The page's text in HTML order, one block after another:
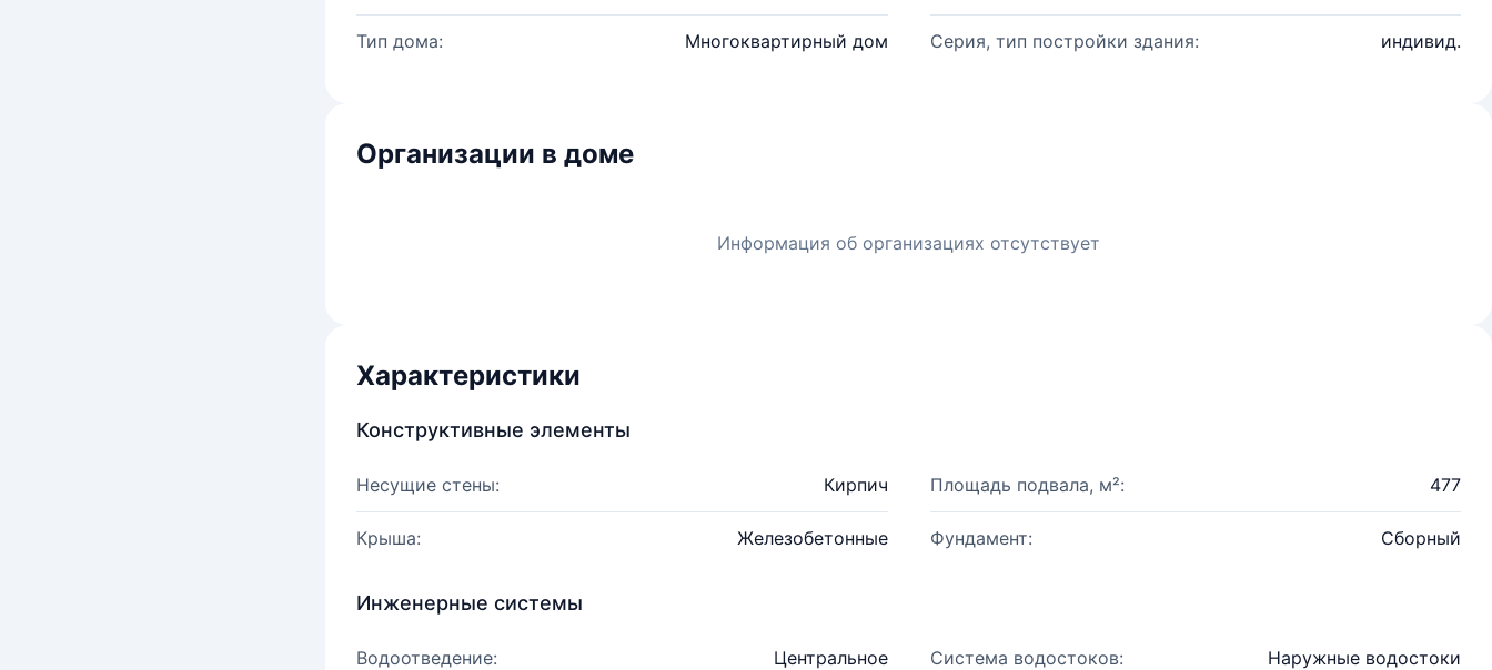
Тип дома: Многоквартирный дом Серия, тип постройки здания: индивид.
Организации в доме
Информация об организациях отсутствует
Характеристики
Конструктивные элементы
Несущие стены: Кирпич Площадь подвала, м²: 477
Крыша: Железобетонные Фундамент: Сборный
Инженерные системы
Водоотведение: Центральное Система водостоков: Наружные водостоки